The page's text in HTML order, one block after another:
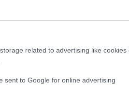
related to advertising like cookies
sent to Google for online advertising